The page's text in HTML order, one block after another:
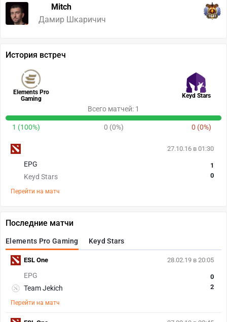
Mitch
Дамир Шкаричич
1641
История встреч
Elements Pro
Gaming
Keyd Stars
Всего матчей: 1
1 (100%) 0 (0%) 0 (0%)
27.10.16 в 01:30
EPG
Keyd Stars
1
0
Перейти на матч
Последние матчи
Elements Pro Gaming Keyd Stars
28.02.19 в 20:05
EPG
Team Jekich
0
2
Перейти на матч
ESL One